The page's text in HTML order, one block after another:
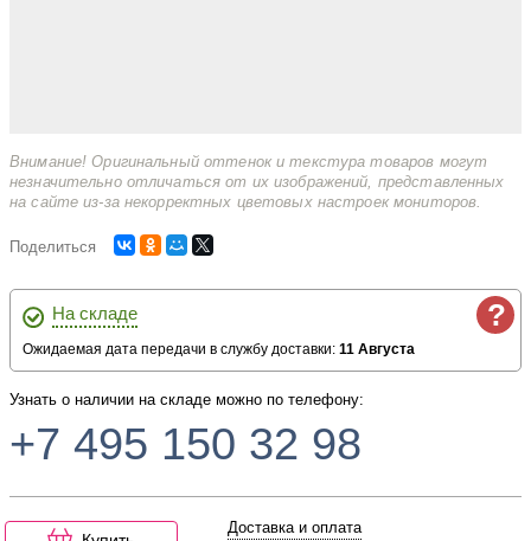
Внимание! Оригинальный оттенок и текстура товаров могут
незначительно отличаться от их изображений, представленных
на сайте из-за некорректных цветовых настроек мониторов.
Поделиться
?
На складе
Ожидаемая дата передачи в службу доставки: 11 Августа
Узнать о наличии на складе можно по телефону:
+7 495 150 32 98
Доставка и оплата